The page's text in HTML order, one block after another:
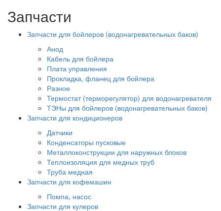
Запчасти
Запчасти для бойлеров (водонагревательных баков)
Анод
Кабель для бойлера
Плата управления
Прокладка, фланец для бойлера
Разное
Термостат (терморегулятор) для водонагревателя
ТЭНы для бойлеров (водонагревательных баков)
Запчасти для кондиционеров
Датчики
Конденсаторы пусковые
Металлоконструкции для наружных блоков
Теплоизоляция для медных труб
Труба медная
Запчасти для кофемашин
Помпа, насос
Запчасти для кулеров